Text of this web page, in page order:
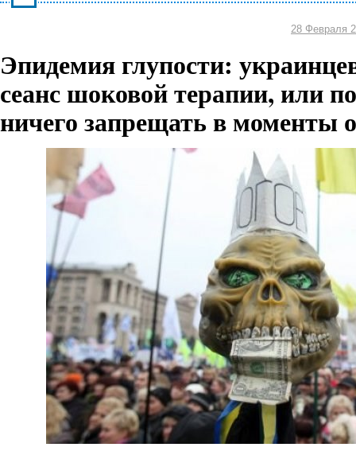
28 Февраля
Эпидемия глупости:
сеанс шоковой терапии, или
ничего запрещать в моменты